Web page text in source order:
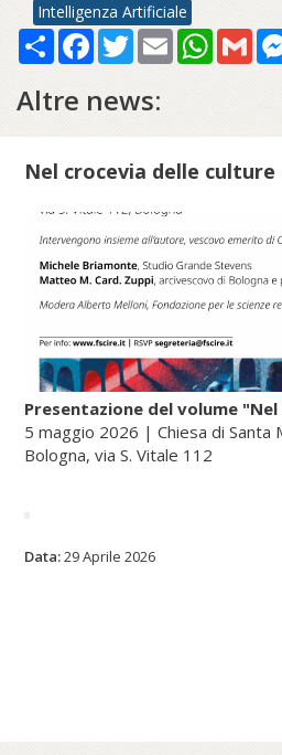
Intelligenza Artificiale
Share Facebook
TwitterEmail
Altre news:
Nel crocevia delle culture
Presentazione del volume
5 maggio 2026 | Chiesa di Santa
Bologna, via S. Vitale 112
lieta di ospitare la
Data:29 Aprile 2026